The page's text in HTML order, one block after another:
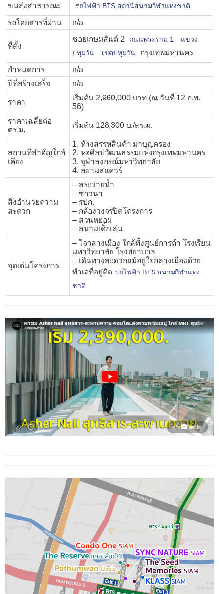
ขนส่งสาธารณะ รถไฟฟ้า BTS สถานีสนามกีฬาแห่งชาติ
รถโดยสารที่ผ่าน n/a
ที่ตั้ง
ซอยเกษมสันต์ 2 ถนนพระราม 1
แขวง
ปทุมวัน
เขตปทุมวัน
กรุงเทพมหานคร
กำหนดการ
n/a
ปีที่สร้างเสร็จ
n/a
ราคา
เริ่มต้น 2,960,000 บาท (ณ วันที่ 12 ก.พ.
56)
ราคาเฉลี่ยต่อ
ตร.ม.
เริ่มต้น 128,300 บ./ตร.ม.
สถานที่สำคัญใกล้
เคียง
1. ห้างสรรพสินค้า มาบุญครอง
2. หอศิลปวัฒนธรรมแห่งกรุงเทพมหานคร
3. จุฬาลงกรณ์มหาวิทยาลัย
4. สยามสแควร์
สิ่งอำนวยความ
สะดวก
– สระว่ายน้ำ
– ซาวนา
– รปภ.
– กล้องวงจรปิดโครงการ
– สวนหย่อม
– สนามเด็กเล่น
จุดเด่นโครงการ
– ใจกลางเมือง ใกล้ทั้งศูนย์การค้า โรงเรียน
มหาวิทยาลัย โรงพยาบาล
– เดินทางสะดวกแม้อยู่ใจกลางเมืองด้วย
ทำเลที่อยู่ติด รถไฟฟ้า BTS สนามกีฬาแห่ง
ชาติ